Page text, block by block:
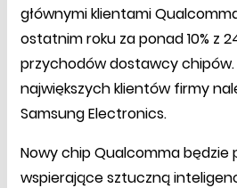
głównymi klientami
ostatnim roku za ponad 10% z
przychodów dostawcy chipów.
największych klientów firmy
Samsung Electronics.
Nowy chip Qualcomma będzie
wspierające sztuczną